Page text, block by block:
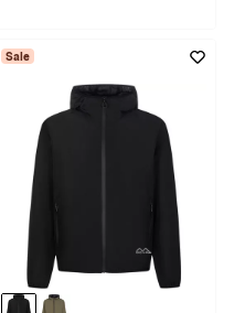
Sale